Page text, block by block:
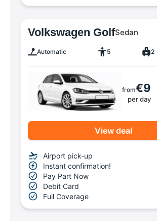
Volkswagen GolfSedan
Automatic 5 2
from€9
per day
View deal
Airport pick-up
Instant confirmation!
Pay Part Now
Debit Card
Full Coverage